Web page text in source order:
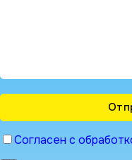
Согласен с